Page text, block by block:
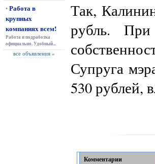
•Работа в
крупных
компаниях всем!
Работа и подработка
официально. Удобный...
все объявления »
Так,
рубль.
Супруга
530 рублей,
Комментарии